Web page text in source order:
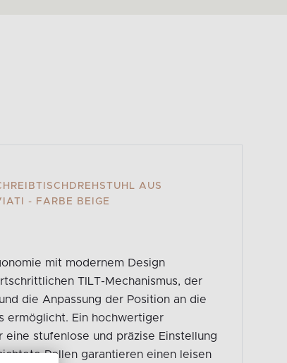
AUS
- FARBE BEIGE
mit modernem Design
TILT-Mechanismus, der
die Anpassung der Position an die
ermöglicht. Ein hochwertiger
stufenlose und präzise Einstellung
Rollen garantieren einen leisen